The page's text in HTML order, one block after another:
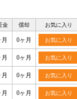
金 償却 お気に入り
0ヶ月 お気に入り
0ヶ月 お気に入り
0ヶ月 お気に入り
0ヶ月 お気に入り